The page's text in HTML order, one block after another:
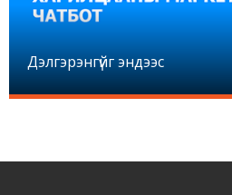
Дэлгэрэнгүйг эндээс